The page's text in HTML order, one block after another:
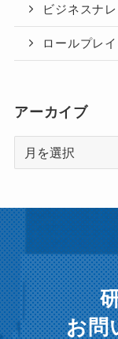
ビジネスナ
ロールプレ
アーカイブ
ー
イ
ブ
お問